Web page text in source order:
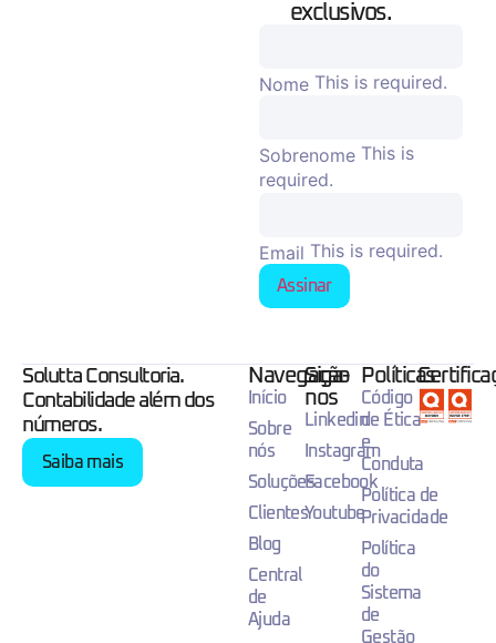
exclusivos.
Nome This is required.
Sobrenome This is
required.
Email This is required.
Assinar
Solutta Consultoria.
Contabilidade além dos
números.
Saiba mais
Navegação
Início
Sobre
nós
Soluções
Clientes
Blog
Central
de
Ajuda
Siga-
nos
Linkedin
Instagram
Facebook
Youtube
Políticas
Código
de Ética
e
Conduta
Política de
Privacidade
Política
do
Sistema
de
Gestão